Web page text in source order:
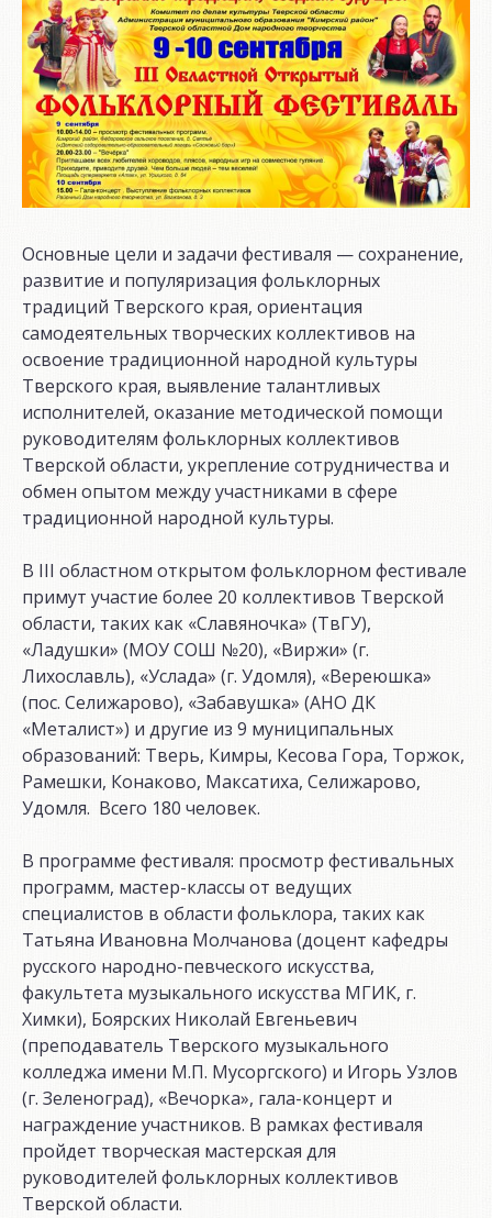
Основные цели и задачи фестиваля — сохранение,
развитие и популяризация фольклорных
традиций Тверского края, ориентация
самодеятельных творческих коллективов на
освоение традиционной народной культуры
Тверского края, выявление талантливых
исполнителей, оказание методической помощи
руководителям фольклорных коллективов
Тверской области, укрепление сотрудничества и
обмен опытом между участниками в сфере
традиционной народной культуры.
В III областном открытом фольклорном фестивале
примут участие более 20 коллективов Тверской
области, таких как «Славяночка» (ТвГУ),
«Ладушки» (МОУ СОШ №20), «Виржи» (г.
Лихославль), «Услада» (г. Удомля), «Вереюшка»
(пос. Селижарово), «Забавушка» (АНО ДК
«Металист») и другие из 9 муниципальных
образований: Тверь, Кимры, Кесова Гора, Торжок,
Рамешки, Конаково, Максатиха, Селижарово,
Удомля. Всего 180 человек.
В программе фестиваля: просмотр фестивальных
программ, мастер-классы от ведущих
специалистов в области фольклора, таких как
Татьяна Ивановна Молчанова (доцент кафедры
русского народно-певческого искусства,
факультета музыкального искусства МГИК, г.
Химки), Боярских Николай Евгеньевич
(преподаватель Тверского музыкального
колледжа имени М.П. Мусоргского) и Игорь Узлов
(г. Зеленоград), «Вечорка», гала-концерт и
награждение участников. В рамках фестиваля
пройдет творческая мастерская для
руководителей фольклорных коллективов
Тверской области.